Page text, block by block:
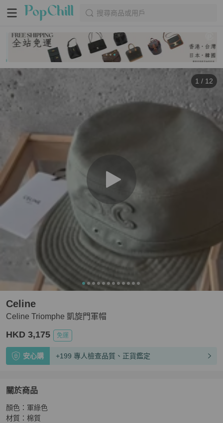
搜尋商品或用戶
1 / 12
Celine Triomphe 凱旋門軍帽
Celine
HKD 3,175 免運
安心購 +199 專人檢查品質、正貨鑑定
關於商品
關於 Celine Triomphe 凱旋門軍帽
顏色：軍綠色
材質：棉質